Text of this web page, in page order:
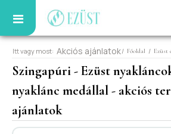
Itt vagy most: Akciós ajánlatok/ Főoldal / Ezüst
Szingapúri - Ezüst
nyaklánc medállal - akciós
ajánlatok